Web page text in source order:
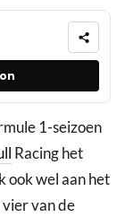
1-seizoen
Racing het
ook wel aan het
van de